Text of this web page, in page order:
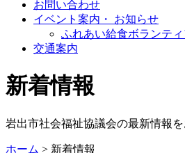
お問い合わせ
イベント案内・ お知らせ
ふれあい給食ボランティ
交通案内
新着情報
岩出市社会福祉協議会の最新情報を
ホーム > 新着情報